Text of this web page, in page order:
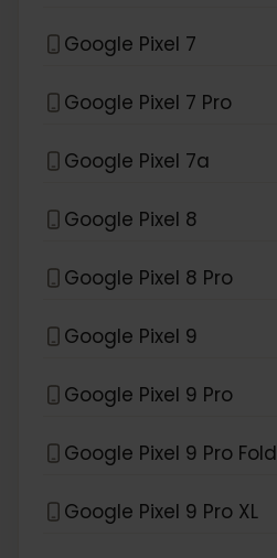
Google Pixel 7
Google Pixel 7 Pro
Google Pixel 7a
Google Pixel 8
Google Pixel 8 Pro
Google Pixel 9
Google Pixel 9 Pro
Google Pixel 9 Pro Fold
Google Pixel 9 Pro XL